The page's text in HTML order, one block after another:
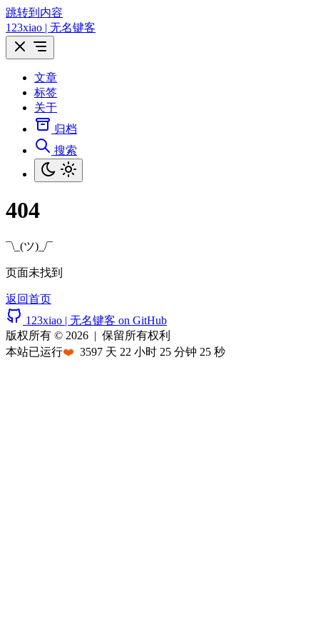
跳转到内容
123xiao | 无名键客
文章
标签
关于
归档
搜索
404
¯\_(ツ)_/¯
页面未找到
返回首页
123xiao | 无名键客 on GitHub
版权所有 © 2026 | 保留所有权利
本站已运行❤️ 3597 天 22 小时 25 分钟 25 秒